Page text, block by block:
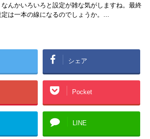
んかいろいろと設定が雑な気がしますね。最終
は一本の線になるのでしょうか。...
シェア
Pocket
LINE